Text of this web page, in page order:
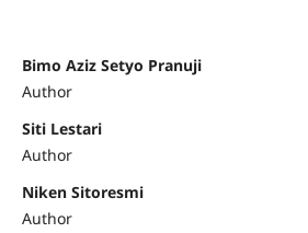
Bimo Aziz Setyo Pranuji
Author
Siti Lestari
Author
Niken Sitoresmi
Author